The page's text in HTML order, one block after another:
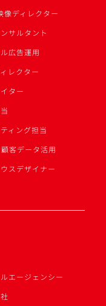
像ディレクター
サルタント
広告運用
レクター
ター
ィング担当
客データ活用
スデザイナー
エージェンシー